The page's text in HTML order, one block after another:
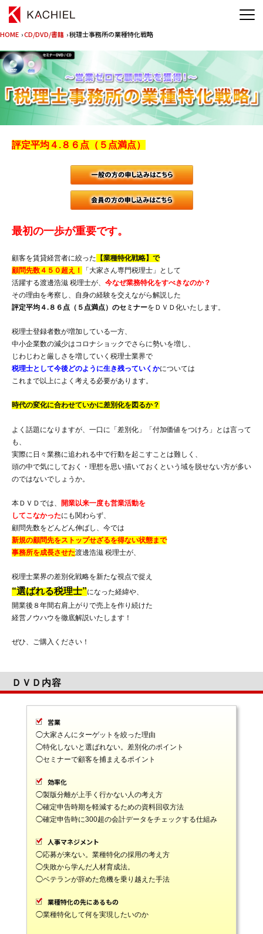
HOME ›CD/DVD/書籍 › 税理士事務所の業種特化戦略
評定平均４.８６点（５点満点）
最初の一歩が重要です。
顧客を賃貸経営者に絞った 【業種特化戦略】で
顧問先数４５０超え！
「大家さん専門税理士」として
活躍する渡邊浩滋 税理士が、 今なぜ業務特化をすべきなのか？
その理由を考察し、自身の経験を交えながら解説した
評定平均４.８６点（５点満点）のセミナーをＤＶＤ化いたします。
税理士登録者数が増加している一方、
中小企業数の減少はコロナショックでさらに勢いを増し、
じわじわと厳しさを増していく税理士業界で
税理士として今後どのように生き残っていくかについては
これまで以上によく考える必要があります。
時代の変化に合わせていかに差別化を図るか？
よく話題になりますが、一口に「差別化」「付加価値をつけろ」とは言って
も、
実際に日々業務に追われる中で行動を起こすことは難しく、
頭の中で気にしておく・理想を思い描いておくという域を脱せない方が多い
のではないでしょうか。
本ＤＶＤでは、
開業以来一度も営業活動を
してこなかったにも関わらず、
顧問先数をどんどん伸ばし、今では
新規の顧問先をストップせざるを得ない状態まで
事務所を成長させた渡邊浩滋 税理士が、
税理士業界の差別化戦略を新たな視点で捉え
“選ばれる税理士”になった経緯や、
開業後８年間右肩上がりで売上を作り続けた
経営ノウハウを徹底解説いたします！
ぜひ、ご購入ください！
ＤＶＤ内容
営業
◯大家さんにターゲットを絞った理由
◯特化しないと選ばれない。差別化のポイント
◯セミナーで顧客を捕まえるポイント
効率化
◯製版分離が上手く行かない人の考え方
◯確定申告時期を軽減するための資料回収方法
◯確定申告時に300超の会計データをチェックする仕組み
人事マネジメント
◯応募が来ない。業種特化の採用の考え方
◯失敗から学んだ人材育成法。
◯ベテランが辞めた危機を乗り越えた手法
業種特化の先にあるもの
◯業種特化して何を実現したいのか